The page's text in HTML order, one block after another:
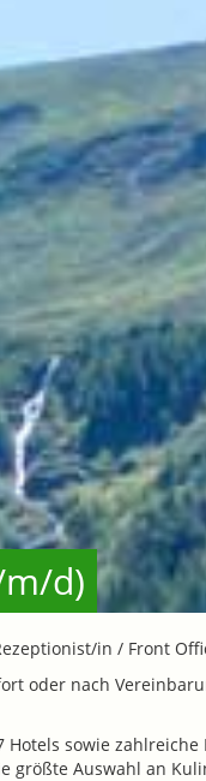
d)
in / Front
oder nach
sowie zahlreiche
größte Auswahl an